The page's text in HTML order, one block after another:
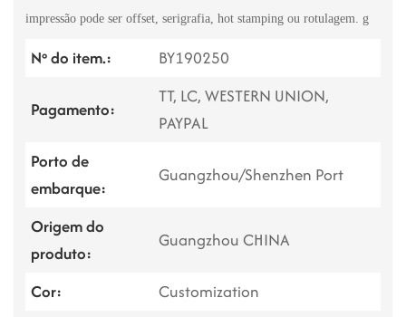
impressão pode ser offset, serigrafia, hot stamping ou rotulagem. g
Nº do item.: BY190250
Pagamento:
TT, LC, WESTERN UNION,
PAYPAL
Porto de
embarque:
Guangzhou/Shenzhen Port
Origem do
produto:
Guangzhou CHINA
Cor:
Customization